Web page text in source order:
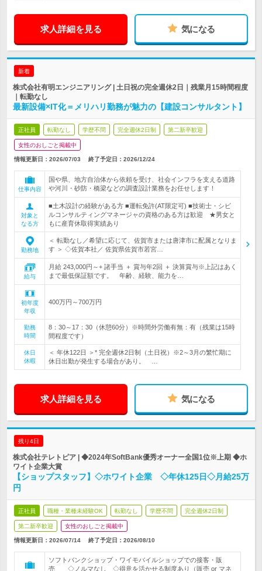
求人詳細を見る 気になる
新着
株式会社有明エンジニアリング | 土日祝の完全週休2日｜残業月15時間程度
｜転勤なし
最新設備×IT化＝メリハリ勤務が魅力の【建設コンサルタント】
正社員 転勤なし 学歴不問 完全週休2日制 第二新卒歓迎
女性のおしごと掲載中
情報更新日：2026/07/03 終了予定日： 2026/12/24
仕事内容
国や県、地方自治体から依頼を受け、社会インフラを支える道路
や河川・砂防・橋梁などの調査設計業務をお任せします！
対象と
なる方
■土木設計の経験がある方 ■運転免許(AT限定可) ■技術士・シビ
ルコンサルティングマネージャの資格のある方は歓迎 ★男女と
もに産育休取得実績あり
勤務地
＜ 転勤なし／希望に応じて、佐賀市または唐津市に配属となりま
す ＞ ◇佐賀本社／ 佐賀県佐賀市若宮…
給与
月給 243,000円～+ 諸手当 ＋ 賞与年2回 ＋ 決算賞与※上記はあく
まで最低保証額です。 年齢、経験、能力を…
初年度
年収
400万円～700万円
勤務
時間
8：30～17：30（休憩60分）※時間外労働有無：有（残業は15時
間程度です）
休日
休暇
＜ 年休122日 ＞* 完全週休2日制（土日祝）※2～3月の繁忙期に
休日出勤が発生する場合があり。 …
求人詳細を見る 気になる
残り4日
株式会社テレトピア | ◆2024年SoftBank優秀オーナー全国1位※上期 ◆ホ
ワイト企業大賞
【ショップスタッフ】◇ホワイト企業 ◇年休125日◇月給25万
円
正社員 職種・業種未経験OK 転勤なし 学歴不問 完全週休2日制
第二新卒歓迎 女性のおしごと掲載中
情報更新日：2026/07/14 終了予定日： 2026/08/10
ソフトバンクショップ・ワイモバイルショップでの接客・販
売 ◇ノルマなし ◇得意を活かせる制度あり（販売 or マネ